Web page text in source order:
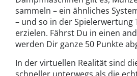
sammeln – ein ähnliches
– und so in der Spielerwertung
erzielen. Fährst Du in einen
werden Dir ganze 50 Punkte
In der virtuellen Realität sind